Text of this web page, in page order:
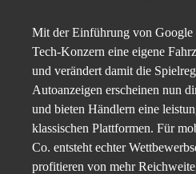
Mit der Einführung von Google
Tech-Konzern eine eigene
und verändert damit die
Autoanzeigen erscheinen nun
und bieten Händlern eine
klassischen Plattformen. Für
Co. entsteht echter
profitieren von mehr